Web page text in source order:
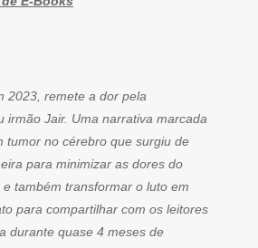
2023, remete a dor pela
irmão Jair. Uma narrativa marcada
tumor no cérebro que surgiu de
para minimizar as dores do
também transformar o luto em
para compartilhar com os leitores
durante quase 4 meses de